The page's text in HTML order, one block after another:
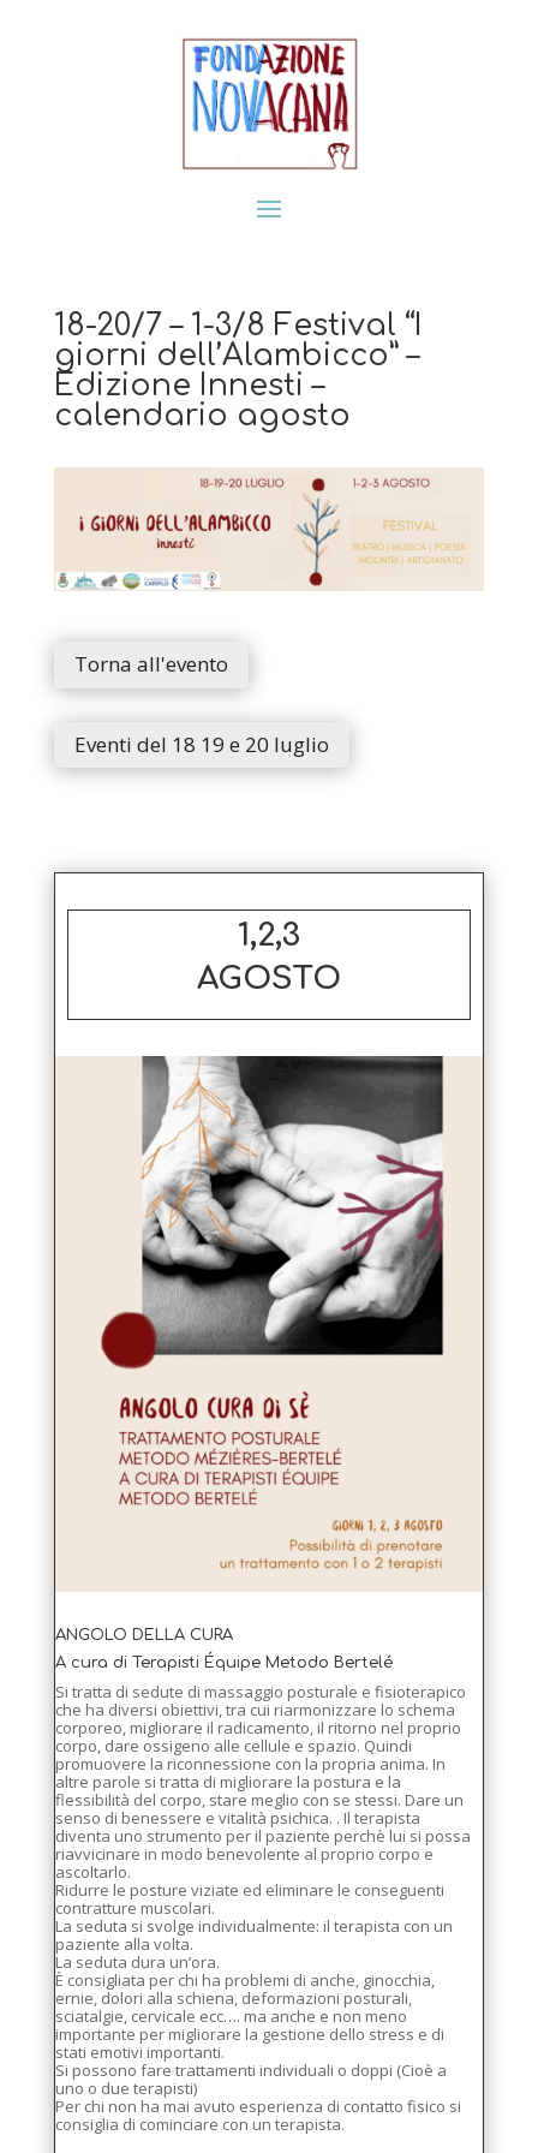
18-20/7 – 1-3/8 Festival “I
giorni dell’Alambicco” –
Edizione Innesti –
calendario agosto
Torna all'evento
Eventi del 18 19 e 20 luglio
1,2,3
AGOSTO
ANGOLO DELLA CURA
A cura di Terapisti Équipe Metodo Bertelé
Si tratta di sedute di massaggio posturale e fisioterapico
che ha diversi obiettivi, tra cui riarmonizzare lo schema
corporeo, migliorare il radicamento, il ritorno nel proprio
corpo, dare ossigeno alle cellule e spazio. Quindi
promuovere la riconnessione con la propria anima. In
altre parole si tratta di migliorare la postura e la
flessibilità del corpo, stare meglio con se stessi. Dare un
senso di benessere e vitalità psichica. . Il terapista
diventa uno strumento per il paziente perchè lui si possa
riavvicinare in modo benevolente al proprio corpo e
ascoltarlo.
Ridurre le posture viziate ed eliminare le conseguenti
contratture muscolari.
La seduta si svolge individualmente: il terapista con un
paziente alla volta.
La seduta dura un’ora.
È consigliata per chi ha problemi di anche, ginocchia,
ernie, dolori alla schiena, deformazioni posturali,
sciatalgie, cervicale ecc…. ma anche e non meno
importante per migliorare la gestione dello stress e di
stati emotivi importanti.
Si possono fare trattamenti individuali o doppi (Cioè a
uno o due terapisti)
Per chi non ha mai avuto esperienza di contatto fisico si
consiglia di cominciare con un terapista.